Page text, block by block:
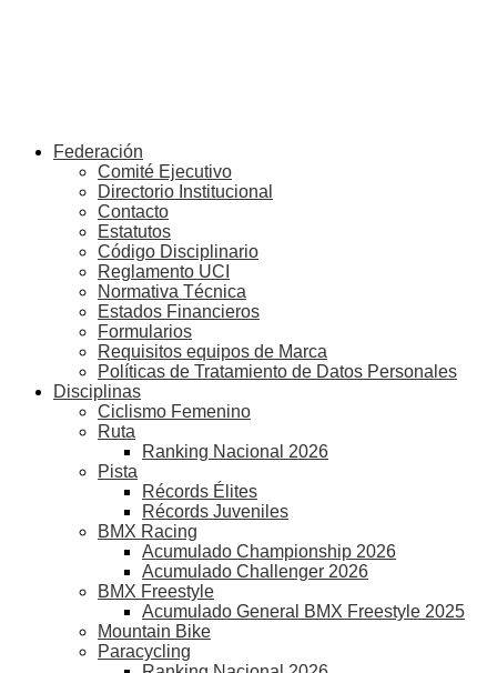
Federación
Comité Ejecutivo
Directorio Institucional
Contacto
Estatutos
Código Disciplinario
Reglamento UCI
Normativa Técnica
Estados Financieros
Formularios
Requisitos equipos de Marca
Políticas de Tratamiento de Datos Personales
Disciplinas
Ciclismo Femenino
Ruta
Ranking Nacional 2026
Pista
Récords Élites
Récords Juveniles
BMX Racing
Acumulado Championship 2026
Acumulado Challenger 2026
BMX Freestyle
Acumulado General BMX Freestyle 2025
Mountain Bike
Paracycling